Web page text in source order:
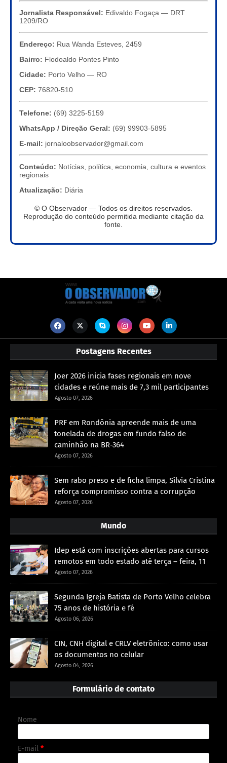
Jornalista Responsável: Edivaldo Fogaça — DRT
1209/RO
Endereço: Rua Wanda Esteves, 2459
Bairro: Flodoaldo Pontes Pinto
Cidade: Porto Velho — RO
CEP: 76820-510
Telefone: (69) 3225-5159
WhatsApp / Direção Geral: (69) 99903-5895
E-mail: jornaloobservador@gmail.com
Conteúdo: Notícias, política, economia, cultura e eventos
regionais
Atualização: Diária
© O Observador — Todos os direitos reservados.
Reprodução do conteúdo permitida mediante citação da
fonte.
Postagens Recentes
Joer 2026 inicia fases regionais em nove
cidades e reúne mais de 7,3 mil participantes
Agosto 07, 2026
PRF em Rondônia apreende mais de uma
tonelada de drogas em fundo falso de
caminhão na BR-364
Agosto 07, 2026
Sem rabo preso e de ficha limpa, Sílvia Cristina
reforça compromisso contra a corrupção
Agosto 07, 2026
Mundo
Idep está com inscrições abertas para cursos
remotos em todo estado até terça – feira, 11
Agosto 07, 2026
Segunda Igreja Batista de Porto Velho celebra
75 anos de história e fé
Agosto 06, 2026
CIN, CNH digital e CRLV eletrônico: como usar
os documentos no celular
Agosto 04, 2026
Formulário de contato
Nome
E-mail *